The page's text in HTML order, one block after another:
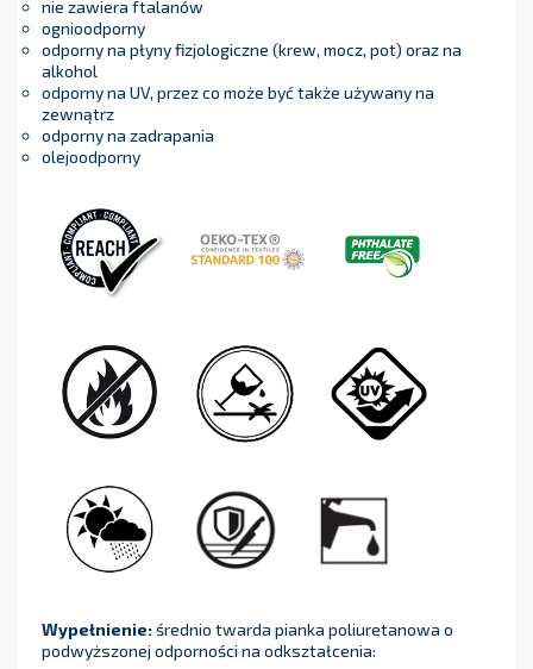
nie zawiera ftalanów
ognioodporny
odporny na płyny fizjologiczne (krew, mocz, pot) oraz na
alkohol
odporny na UV, przez co może być także używany na
zewnątrz
odporny na zadrapania
olejoodporny
Wypełnienie:średnio twarda pianka poliuretanowa o
podwyższonej odporności na odkształcenia: